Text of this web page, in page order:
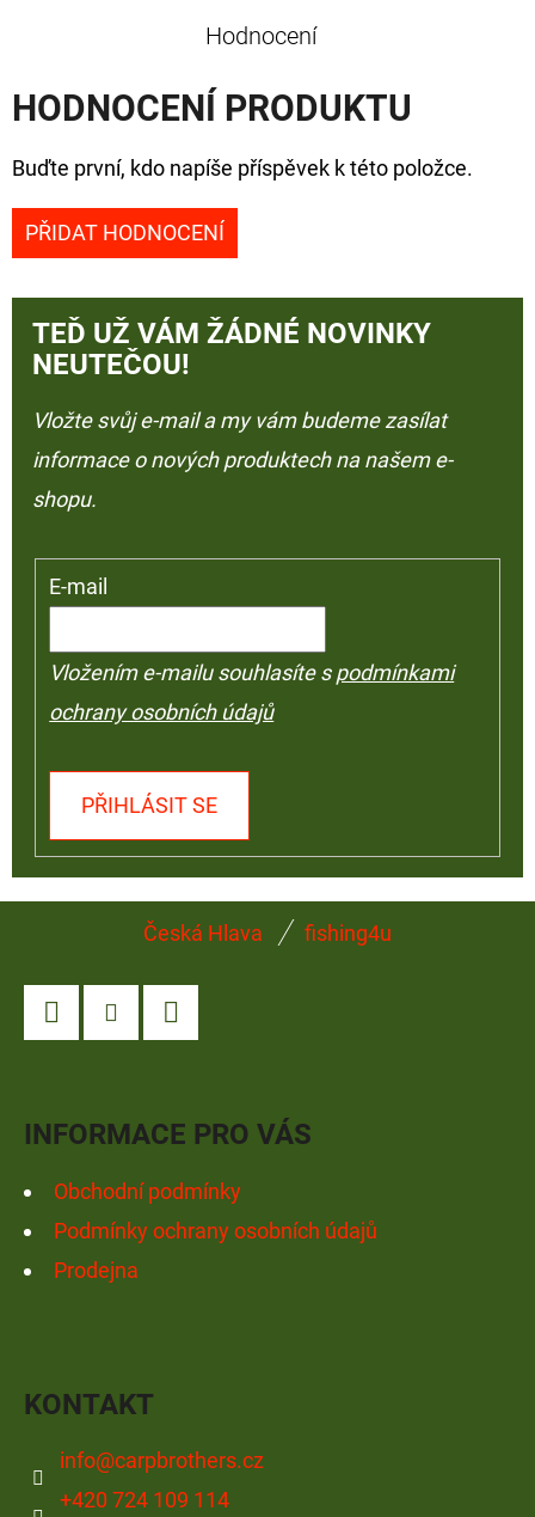
Hodnocení
HODNOCENÍ PRODUKTU
Buďte první, kdo napíše příspěvek k této položce.
PŘIDAT HODNOCENÍ
TEĎ UŽ VÁM ŽÁDNÉ NOVINKY
NEUTEČOU!
Vložte svůj e-mail a my vám budeme zasílat
informace o nových produktech na našem e-
shopu.
E-mail
Vložením e-mailu souhlasíte spodmínkami
ochrany osobních údajů
PŘIHLÁSIT SE
Česká Hlava fishing4u
INFORMACE PRO VÁS
Obchodní podmínky
Podmínky ochrany osobních údajů
Prodejna
KONTAKT
info@carpbrothers.cz
+420 724 109 114